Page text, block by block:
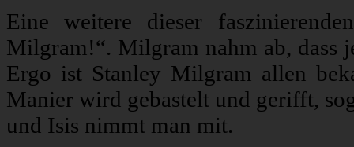
Eine weitere dieser
Milgram!“. Milgram nahm ab, dass
Ergo ist Stanley Milgram allen
Manier wird gebastelt und gerifft,
und Isis nimmt man mit.